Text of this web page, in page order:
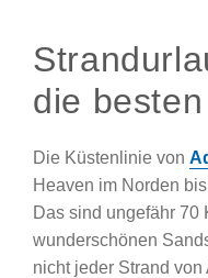
die
Die Küstenlinie von
Heaven im Norden
Das sind ungefähr 70
wunderschönen
nicht jeder Strand